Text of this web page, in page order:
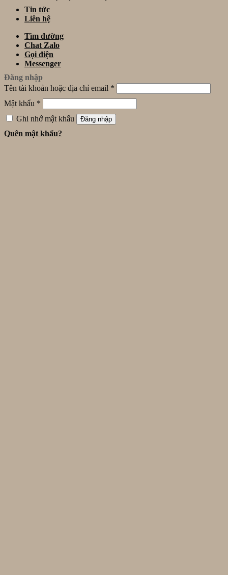
Tin tức
Liên hệ
Tìm đường
Chat Zalo
Gọi điện
Messenger
Đăng nhập
Tên tài khoản hoặc địa chỉ email *
Mật khẩu *
Ghi nhớ mật khẩu
Đăng nhập
Quên mật khẩu?